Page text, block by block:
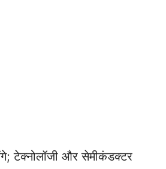
टेक्नोलॉजी और सेमीकंडक्टर